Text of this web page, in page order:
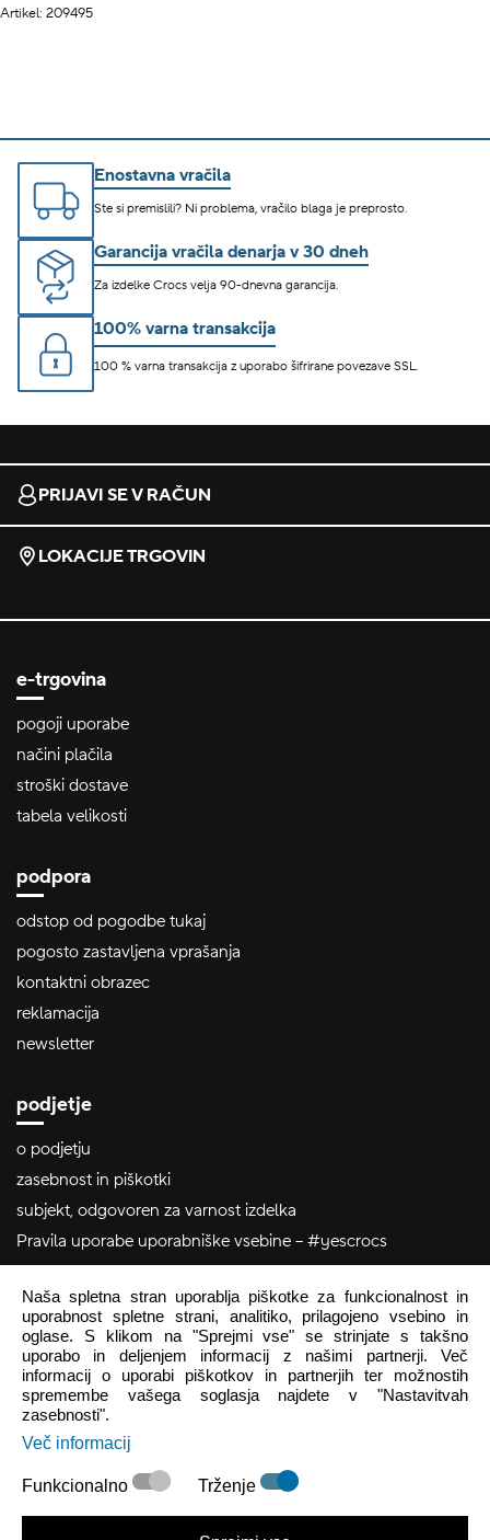
Artikel: 209495
Enostavna vračila
Ste si premislili? Ni problema, vračilo blaga je preprosto.
Garancija vračila denarja v 30 dneh
Za izdelke Crocs velja 90-dnevna garancija.
100% varna transakcija
100 % varna transakcija z uporabo šifrirane povezave SSL.
PRIJAVI SE V RAČUN
LOKACIJE TRGOVIN
e-trgovina
pogoji uporabe
načini plačila
stroški dostave
tabela velikosti
podpora
odstop od pogodbe tukaj
pogosto zastavljena vprašanja
kontaktni obrazec
reklamacija
newsletter
podjetje
o podjetju
zasebnost in piškotki
subjekt, odgovoren za varnost izdelka
Pravila uporabe uporabniške vsebine – #yescrocs
pomoč uporabnikom
Pon - Pet 8:00 - 16:00
Sob - Ned Zaprto
crocs.trgovina@intersocks.com
+386 25 371 454
Pošlji
Naša spletna stran uporablja piškotke za funkcionalnost in
uporabnost spletne strani, analitiko, prilagojeno vsebino in
oglase. S klikom na "Sprejmi vse" se strinjate s takšno
uporabo in deljenjem informacij z našimi partnerji. Več
informacij o uporabi piškotkov in partnerjih ter možnostih
spremembe vašega soglasja najdete v "Nastavitvah
zasebnosti".
Več informacij
Funkcionalno Trženje